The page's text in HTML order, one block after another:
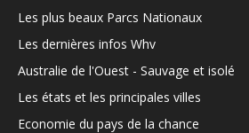
Les plus beaux Parcs Nationaux
Les dernières infos Whv
Australie de l'Ouest - Sauvage et isolé
Les états et les principales villes
Economie du pays de la chance